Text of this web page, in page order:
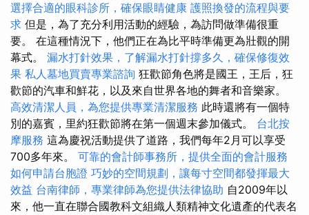
選擇合適的眼科診所，確保眼睛健康 護照換發的流程與要
求 但是，為了充分利用活動的經驗，為訪問做準備很重
要。 在這種情況下，他們正在為比平時準備更為壯觀的開
幕式。 漏水打針效果，了解漏水打針撐多久，確保修復效
果 私人墓地買賣專業諮詢 狂歡節角色將是國王，王后，狂
歡節的汽車和鮮花，以及來自世界各地的舞者和音樂家。
高效清潔人員，為您提供專業清潔服務 此時還將有一個特
別的嘉賓，里約狂歡節將在第一個週末參加儀式。 台北按
摩服務 這為慶祝活動提供了道路，我們每年2月可以享受
700多年來。 可靠的會計師事務所，提供全面的會計服務
如何申請台胞證 巧妙的空間規劃，讓每寸空間都發揮最大
效益 台南律師，專業律師為您提供法律協助 自2009年以
來，他一直在聯合國教科文組織人類精神文化遺產的代表名